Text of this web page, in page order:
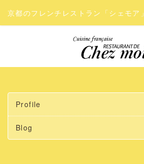
京都のフレンチレストラン「シェモア」
Profile
Blog